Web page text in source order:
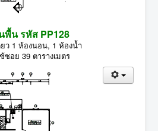
พื้น รหัส PP128
ว 1 ห้องนอน, 1 ห้องน้ำ
ซอย 39 ตารางเมตร